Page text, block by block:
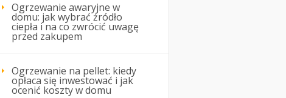
Ogrzewanie awaryjne w
domu: jak wybrać źródło
ciepła i na co zwrócić uwagę
przed zakupem
Ogrzewanie na pellet: kiedy
opłaca się inwestować i jak
ocenić koszty w domu